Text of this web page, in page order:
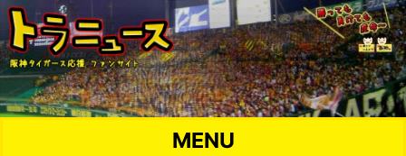
MENU